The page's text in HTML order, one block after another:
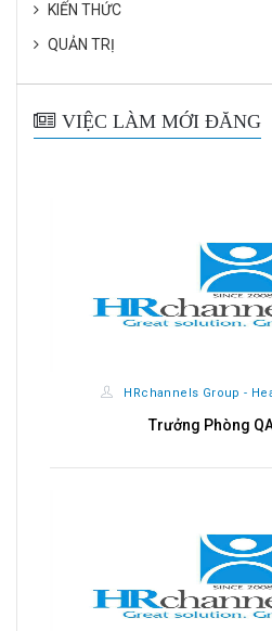
KIẾN THỨC
QUẢN TRỊ
VIỆC LÀM MỚI ĐĂNG
HRchannels Group -
Trưởng Phòng QA